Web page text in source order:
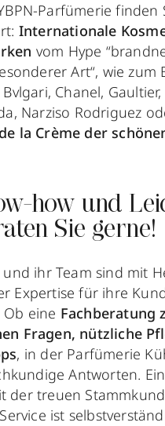
Parfümerie finden
Internationale
vom Hype
Art“, wie zum
Chanel,
Narziso Rodriguez
la Crème der
how und
Sie gerne!
ihr Team sind mit
Expertise für ihre
eine Fachberatung
Fragen, nützliche
, in der Parfümerie
Antworten.
der treuen
ist